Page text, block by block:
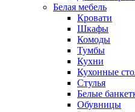
Белая мебель
Кровати
Шкафы
Комоды
Тумбы
Кухни
Кухонные
Стулья
Белые
Обувницы